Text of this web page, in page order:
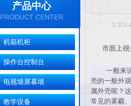
产品中心
PRODUCT CENTER
机箱机柜
操作台控制台
电视墙屏幕墙
教学设备
文章出
市面上
一般来
壳的一般外
属外壳呢？
常见的雾霾